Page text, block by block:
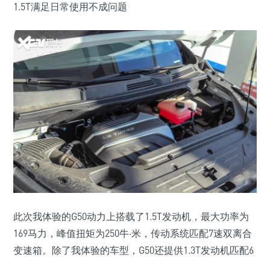
1.5T满足日常使用不成问题
此次我体验的G50动力上搭载了1.5T发动机，最大功率为
169马力，峰值扭矩为250牛·米，传动系统匹配7速双离合
变速箱。除了我体验的车型，G50还提供1.3T发动机匹配6